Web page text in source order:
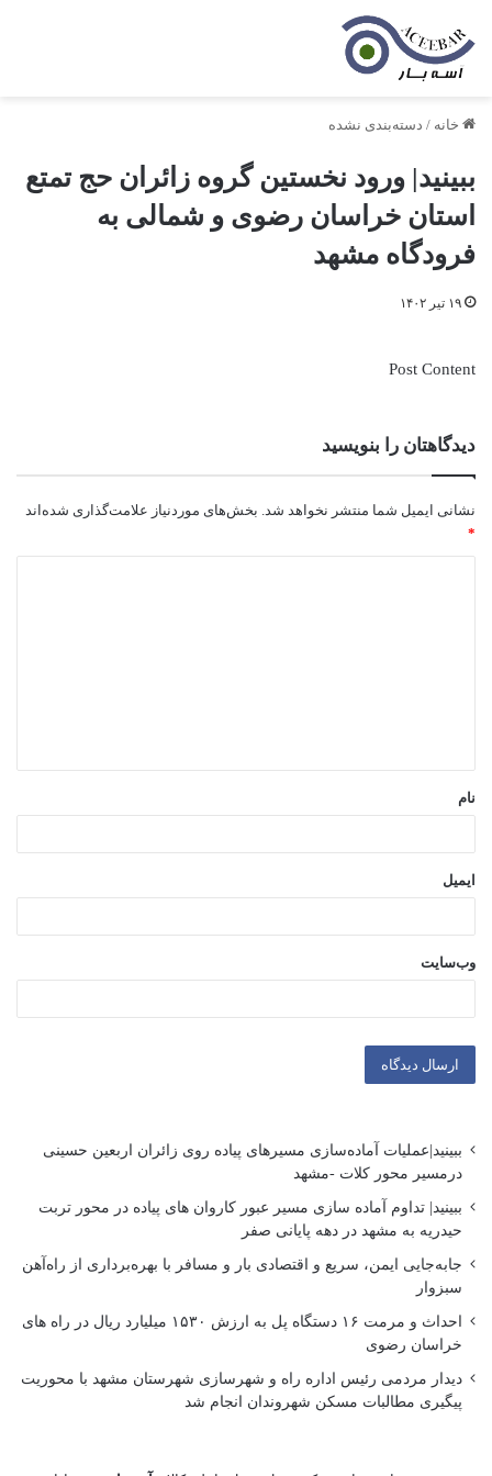
خانه / دسته‌بندی نشده
ببینید| ورود نخستین گروه زائران حج تمتع
استان خراسان رضوی و شمالی به
فرودگاه مشهد
۱۹ تیر ۱۴۰۲
Post Content
دیدگاهتان را بنویسید
نشانی ایمیل شما منتشر نخواهد شد. بخش‌های موردنیاز علامت‌گذاری شده‌اند
*
*
نام
ایمیل
وب‌سایت
ببینید|عملیات آماده‌سازی مسیرهای پیاده روی زائران اربعین حسینی
درمسیر محور کلات -مشهد
ببینید| تداوم آماده سازی مسیر عبور کاروان های پیاده در محور تربت
حیدریه به مشهد در دهه پایانی صفر
جابه‌جایی ایمن، سریع و اقتصادی بار و مسافر با بهره‌برداری از راه‌آهن
سبزوار
احداث و مرمت ۱۶ دستگاه پل به ارزش ۱۵۳۰ میلیارد ریال در راه های
خراسان رضوی
دیدار مردمی رئیس اداره راه و شهرسازی شهرستان مشهد با محوریت
پیگیری مطالبات مسکن شهروندان انجام شد